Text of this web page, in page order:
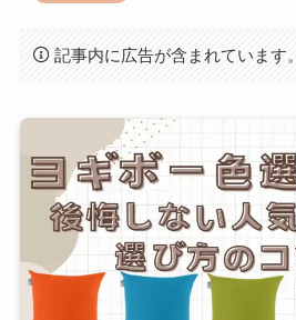
記事内に広告が含まれています。